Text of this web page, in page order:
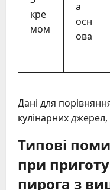
кре
мом
а
осн
ова
Дані для
кулінарних
Типові
при
пирога з